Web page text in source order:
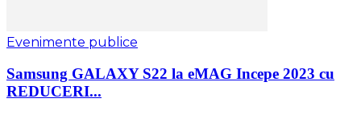
Evenimente publice
Samsung GALAXY S22 la eMAG Incepe 2023 cu
REDUCERI...